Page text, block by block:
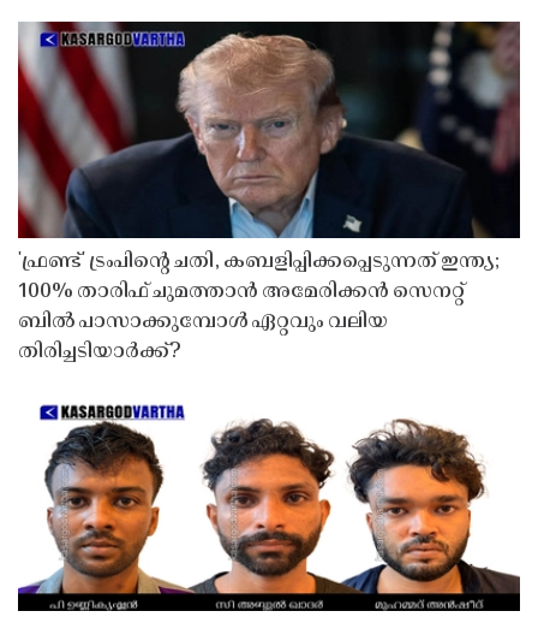
'ഫ്രണ്ട്' ട്രംപിന്റെ ചതി, കബളിപ്പിക്കപ്പെടുന്നത് ഇന്ത്യ;
100% താരിഫ് ചുമത്താൻ അമേരിക്കൻ സെനറ്റ്
ബിൽ പാസാക്കുമ്പോൾ ഏറ്റവും വലിയ
തിരിച്ചടിയാർക്ക്?